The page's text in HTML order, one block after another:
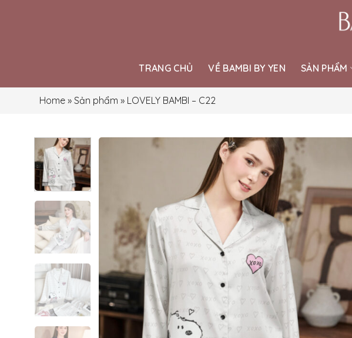
TRANG CHỦ VỀ BAMBI BY YEN SẢN PHẨM
Home » Sản phẩm » LOVELY BAMBI – C22